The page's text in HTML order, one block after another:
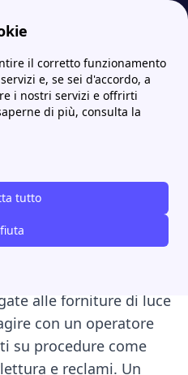
il corretto funzionamento
e, se sei d'accordo, a
i nostri servizi e offrirti
di più, consulta la
tutto
Spigas numero verde: contatti e assistenza clienti
verde:
è attivo dal lunedì al
e il sabato dalle
sulle
alle forniture di luce
con un operatore
su procedure come
e reclami. Un